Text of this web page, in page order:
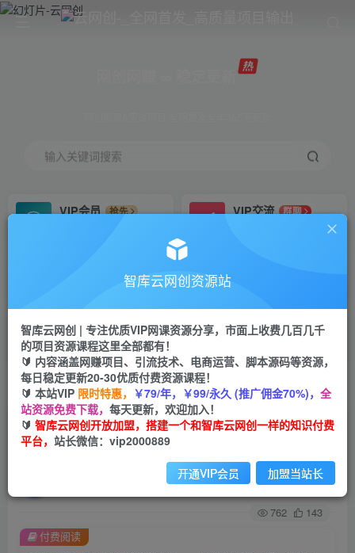
输入关键词搜索
VIP会员
抢先
VIP交流
群聊
研究探讨更多创业项目路子。
会员专属推广链接
网赚网创 项目
365天稳定跟新
APP下载
GO
首页 创业课程 会员免费 正文
云逸·2023剧本杀虚拟资源变现，一部手机无脑操
作，蓝海项目轻松日入500+
关注 私信
762 143
付费阅读
智库云网创资源站
智库云网创 | 专注优质VIP网课资源分享，市面上收费几百几千
的项目资源课程这里全部都有！
🔰 内容涵盖网赚项目、引流技术、电商运营、脚本源码等资源，
每日稳定更新20-30优质付费资源课程！
🔰 本站VIP 限时特惠， ￥79/年，￥99/永久 (推广佣金70%)， 全
站资源免费下载， 每天更新，欢迎加入！
🔰 智库云网创开放加盟，搭建一个和智库云网创一样的知识付费
平台， 站长微信：vip2000889
开通VIP会员 加盟当站长